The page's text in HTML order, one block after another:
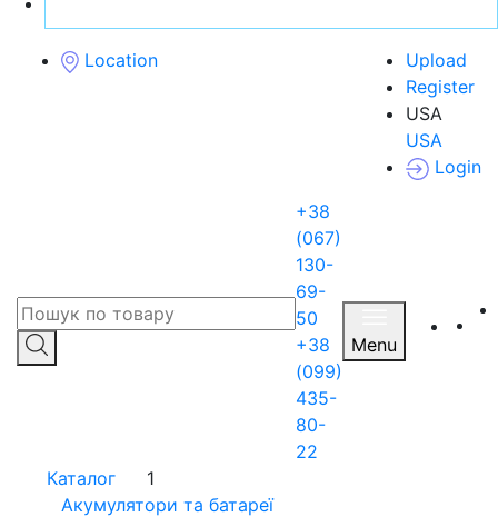
Location
Upload
Register
USA
USA
Login
+38
(067)
130-
69-
50
+38
(099)
435-
80-
22
Menu
Каталог
1
Акумулятори та батареї